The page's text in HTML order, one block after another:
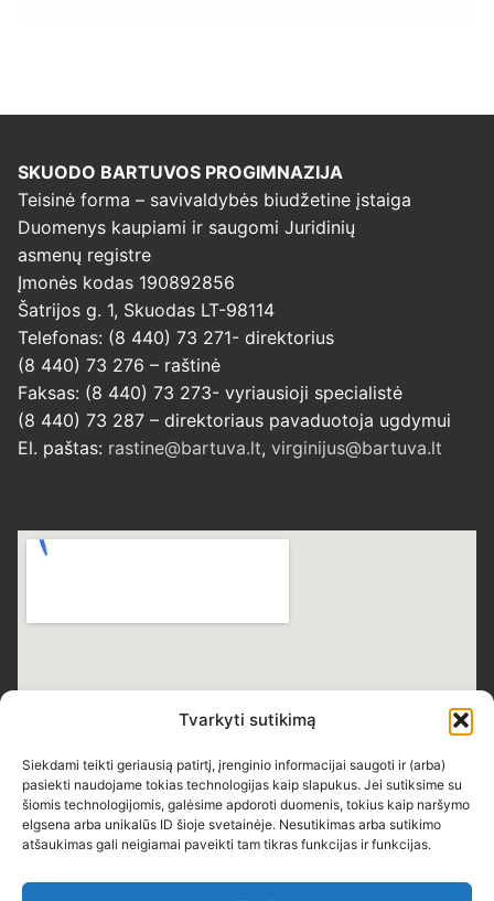
Tvarkyti sutikimą
Siekdami teikti geriausią patirtį, įrenginio informacijai saugoti ir (arba)
pasiekti naudojame tokias technologijas kaip slapukus. Jei sutiksime su
šiomis technologijomis, galėsime apdoroti duomenis, tokius kaip naršymo
elgsena arba unikalūs ID šioje svetainėje. Nesutikimas arba sutikimo
atšaukimas gali neigiamai paveikti tam tikras funkcijas ir funkcijas.
SKUODO BARTUVOS PROGIMNAZIJA
Teisinė forma – savivaldybės biudžetine įstaiga
Duomenys kaupiami ir saugomi Juridinių
asmenų registre
Įmonės kodas 190892856
Šatrijos g. 1, Skuodas LT-98114
Telefonas: (8 440) 73 271- direktorius
(8 440) 73 276 – raštinė
Faksas: (8 440) 73 273- vyriausioji specialistė
(8 440) 73 287 – direktoriaus pavaduotoja ugdymui
El. paštas: rastine@bartuva.lt, virginijus@bartuva.lt